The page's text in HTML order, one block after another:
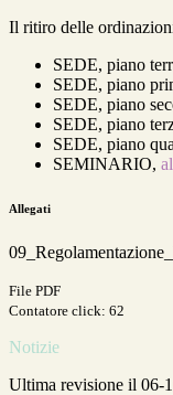
Il ritiro delle
SEDE, piano
SEDE, piano
SEDE, piano
SEDE, piano
SEDE, piano
SEMINARIO,
Allegati
File PDF
Contatore click: 62
Notizie
Ultima revisione il 06-